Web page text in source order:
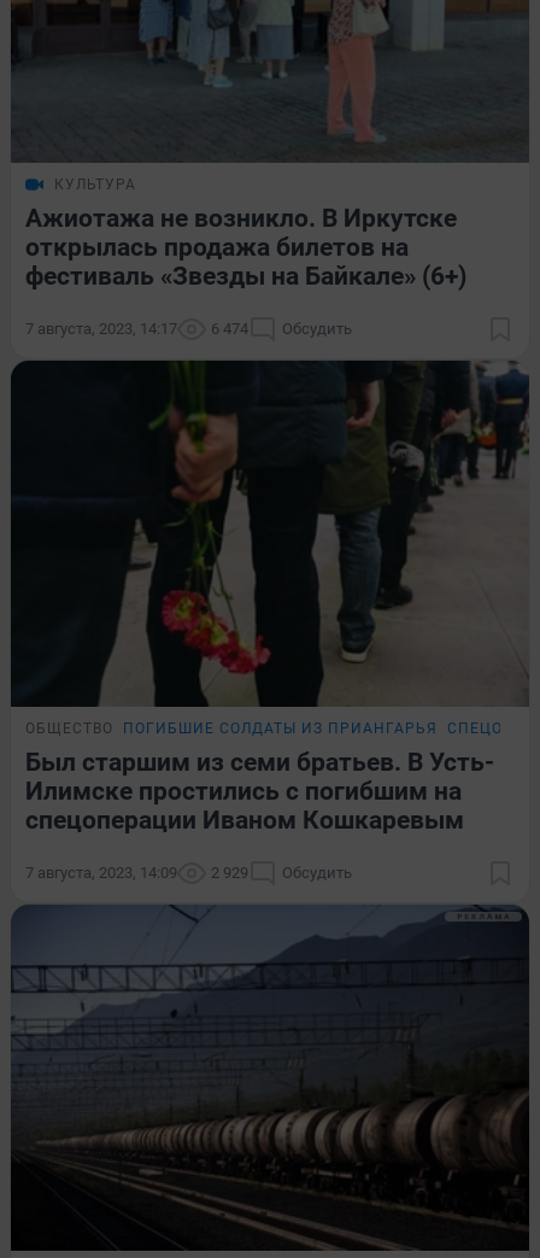
КУЛЬТУРА
Ажиотажа не возникло. В Иркутске
открылась продажа билетов на
фестиваль «Звезды на Байкале» (6+)
7 августа, 2023, 14:17 6 474 Обсудить
ОБЩЕСТВО ПОГИБШИЕ СОЛДАТЫ ИЗ ПРИАНГАРЬЯ
Был старшим из семи братьев. В Усть-
Илимске простились с погибшим на
спецоперации Иваном Кошкаревым
7 августа, 2023, 14:09 2 929 Обсудить